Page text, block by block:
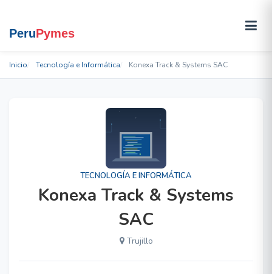
Inicio Tecnología e Informática Konexa Track & Systems SAC
TECNOLOGÍA E INFORMÁTICA
Konexa Track & Systems
SAC
Trujillo